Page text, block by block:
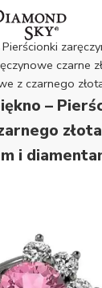
Pierścionki
czarne
z czarnego
–
i